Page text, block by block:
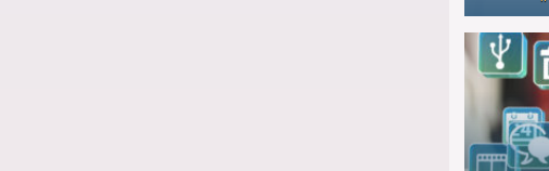
Produkttester werden und Geld verdienen ↻ Täglich